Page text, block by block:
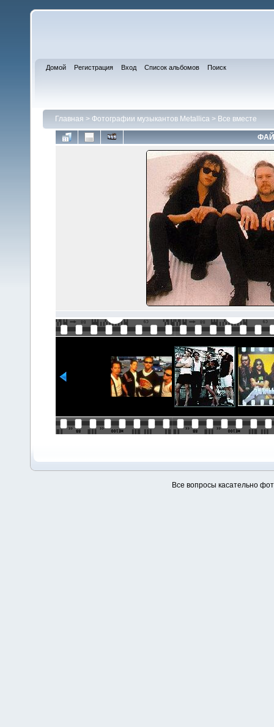
Домой Регистрация Вход Список альбомов Поиск
Главная > Фотографии музыкантов Metallica > Все вместе
Все вопросы касательно